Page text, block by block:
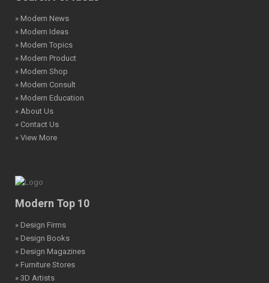
» Modern News
» Modern Ideas
» Modern Topics
» Modern Product
» Modern Shop
» Modern Consult
» Modern Education
» About Us
» Contact Us
» View More
Modern Top 10
» Design Firms
» Design Books
» Design Magazines
» Furniture Stores
» 3D Artists